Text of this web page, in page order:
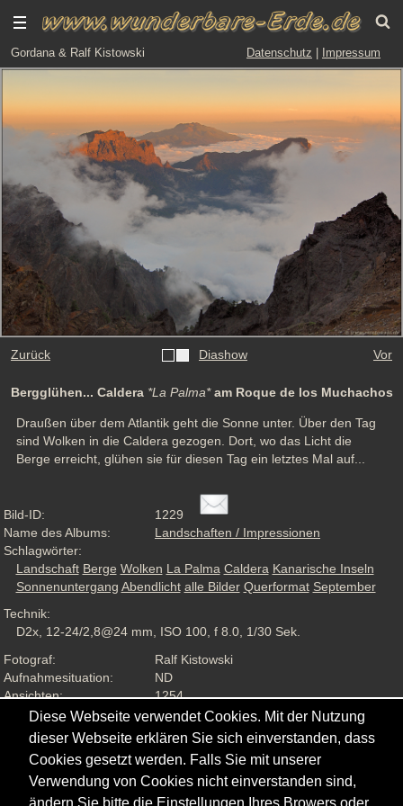
Gordana & Ralf Kistowski Datenschutz Impressum
Zurück Diashow Vor
Bergglühen... Caldera *La Palma*am Roque de los Muchachos
Draußen über dem Atlantik geht die Sonne unter. Über den Tag
sind Wolken in die Caldera gezogen. Dort, wo das Licht die
Berge erreicht, glühen sie für diesen Tag ein letztes Mal auf...
Bild-ID:
1229
Name des Albums:
Landschaften / Impressionen
Schlagwörter:
Landschaft Berge Wolken La Palma Caldera Kanarische Inseln
Sonnenuntergang Abendlicht alle Bilder Querformat September
Technik:
D2x, 12-24/2,8@24 mm, ISO 100, f 8.0, 1/30 Sek.
Fotograf:
Ralf Kistowski
Aufnahmesituation:
ND
Ansichten:
1254
Diese Webseite verwendet Cookies. Mit der Nutzung
dieser Webseite erklären Sie sich einverstanden, dass
Cookies gesetzt werden. Falls Sie mit unserer
Verwendung von Cookies nicht einverstanden sind,
ändern Sie bitte die Einstellungen Ihres Browers oder